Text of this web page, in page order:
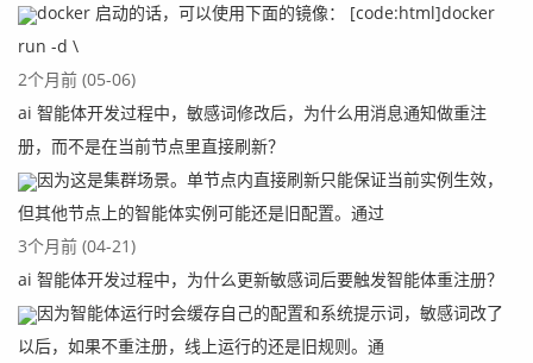
docker 启动的话，可以使用下面的镜像： [code:html]docker
run -d \
2个月前 (05-06)
ai 智能体开发过程中，敏感词修改后，为什么用消息通知做重注
册，而不是在当前节点里直接刷新？
因为这是集群场景。单节点内直接刷新只能保证当前实例生效，
但其他节点上的智能体实例可能还是旧配置。通过
3个月前 (04-21)
ai 智能体开发过程中，为什么更新敏感词后要触发智能体重注册？
因为智能体运行时会缓存自己的配置和系统提示词，敏感词改了
以后，如果不重注册，线上运行的还是旧规则。通